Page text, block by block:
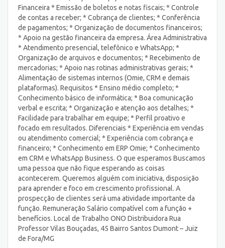
Financeira * Emissão de boletos e notas fiscais; * Controle
de contas a receber; * Cobrança de clientes; * Conferência
de pagamentos; * Organização de documentos financeiros;
* Apoio na gestão financeira da empresa. Área Administrativa
* Atendimento presencial, telefônico e WhatsApp; *
Organização de arquivos e documentos; * Recebimento de
mercadorias; * Apoio nas rotinas administrativas gerais; *
Alimentação de sistemas internos (Omie, CRM e demais
plataformas). Requisitos * Ensino médio completo; *
Conhecimento básico de informática; * Boa comunicação
verbal e escrita; * Organização e atenção aos detalhes; *
Facilidade para trabalhar em equipe; * Perfil proativo e
focado em resultados. Diferenciais * Experiência em vendas
ou atendimento comercial; * Experiência com cobrança e
financeiro; * Conhecimento em ERP Omie; * Conhecimento
em CRM e WhatsApp Business. O que esperamos Buscamos
uma pessoa que não fique esperando as coisas
acontecerem. Queremos alguém com iniciativa, disposição
para aprender e foco em crescimento profissional. A
prospecção de clientes será uma atividade importante da
função. Remuneração Salário compatível com a função +
benefícios. Local de Trabalho ONO Distribuidora Rua
Professor Vilas Bouçadas, 45 Bairro Santos Dumont – Juiz
de Fora/MG